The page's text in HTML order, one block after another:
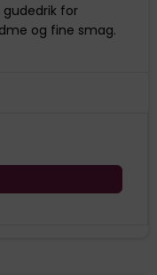
gudedrik for
og fine smag.